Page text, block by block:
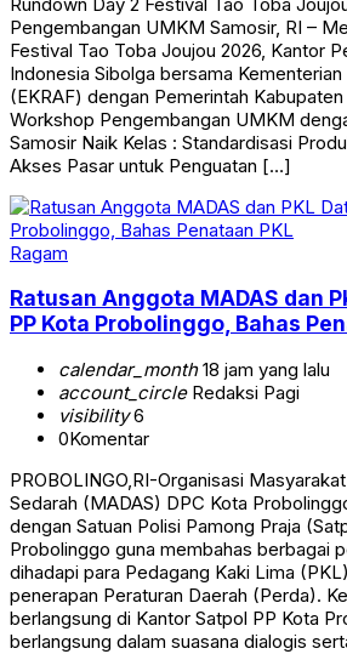
Pengembangan UMKM Samosir, RI –
Festival Tao Toba Joujou 2026, Kantor
Indonesia Sibolga bersama
(EKRAF) dengan Pemerintah
Workshop Pengembangan UMKM
Samosir Naik Kelas : Standardisasi
Akses Pasar untuk Penguatan […]
Ragam
Ratusan Anggota MADAS dan
PP Kota Probolinggo, Bahas
calendar_month18 jam yang lalu
account_circleRedaksi Pagi
visibility6
0Komentar
PROBOLINGO,RI-Organisasi
Sedarah (MADAS) DPC Kota
dengan Satuan Polisi Pamong Praja
Probolinggo guna membahas berbagai
dihadapi para Pedagang Kaki Lima
penerapan Peraturan Daerah (Perda).
berlangsung di Kantor Satpol PP Kota
berlangsung dalam suasana dialogis